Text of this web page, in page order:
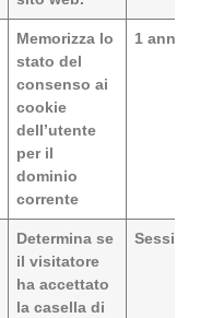
Memorizza lo
stato del
consenso ai
cookie
dell’utente
per il
dominio
corrente
1 anno
Determina se
il visitatore
ha accettato
la casella di
Session